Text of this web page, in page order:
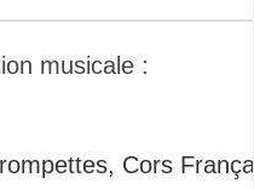
musicale :
Cors